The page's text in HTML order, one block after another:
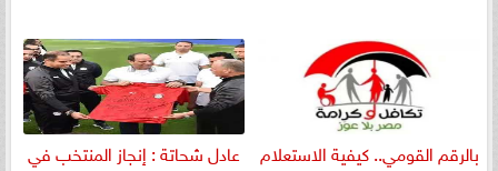
بالرقم القومي.. كيفية الاستعلام
عادل شحاتة : إنجاز المنتخب في